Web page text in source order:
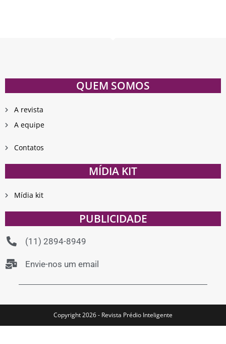
QUEM SOMOS
A revista
A equipe
Contatos
MÍDIA KIT
Mídia kit
PUBLICIDADE
(11) 2894-8949
Envie-nos um email
Copyright 2026 - Revista Prédio Inteligente